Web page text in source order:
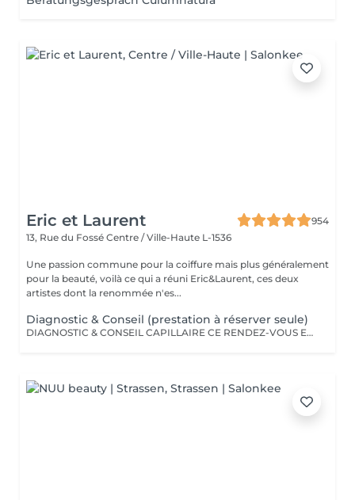
Eric et Laurent
954
13, Rue du Fossé Centre / Ville-Haute L-1536
Une passion commune pour la coiffure mais plus généralement
pour la beauté, voilà ce qui a réuni Eric&Laurent, ces deux
artistes dont la renommée n'es...
Diagnostic & Conseil (prestation à réserver seule)
DIAGNOSTIC & CONSEIL CAPILLAIRE CE RENDEZ-VOUS EST EXCLUSIVEMENT RÉSERVÉ À UNE PREMIÈRE RENCONTRE AVEC NOTRE EXPERT CAPILLAIRE AFIN DE RÉALISER UN DIAGNOSTIC PERSONNALISÉ DE VOS CHEVEUX ET DE VOTRE CUIR CHEVELU. CETTE CONSULTATION DOIT ÊTRE RÉSERVÉE SEULE ET NE PEUT ÊTRE ASSOCIÉE À AUCUNE AUTRE PRESTATION OU RÉSERVATION. À L'ISSUE DE CET ÉCHANGE, UN ACCOMPAGNEMENT ET DES RECOMMANDATIONS ADAPTÉS À VOS BESOINS POURRONT VOUS ÊTRE PROPOSÉS. Diagnostic & Conseil Capillaire Prenez un moment privilégié pour échanger autour de vos cheveux, de vos envies et de vos habitudes. Lors de ce rendez-vous, nous réalisons un diagnostic personnalisé du cuir chevelu et de la fibre capillaire, nous vous orientons vers les coupes, couleurs et traitements les plus adaptés à votre image, à votre routine et à la beauté naturelle de vos cheveux. Nous vous apportons également des conseils personnalisés sur l'entretien à la maison ainsi que sur les produits les plus adaptés à vos besoins pour prolonger les résultats et préserver la beauté de vos cheveux au quotidien. Ce moment permet aussi de répondre à toutes vos questions et de construire ensemble un résultat entièrement sur mesure.